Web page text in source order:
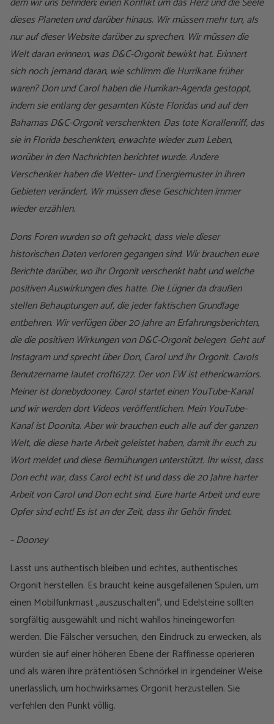
dieses Planeten und darüber hinaus. Wir müssen mehr tun, als
nur auf dieser Website darüber zu sprechen. Wir müssen die
Welt daran erinnern, was D&C-Orgonit bewirkt hat. Erinnert
sich noch jemand daran, wie schlimm die Hurrikane früher
waren? Don und Carol haben die Hurrikan-Agenda gestoppt,
indem sie entlang der gesamten Küste Floridas und auf den
Bahamas D&C-Orgonit verschenkten. Das tote Korallenriff, das
sie in Florida beschenkten, erwachte wieder zum Leben,
worüber in den Nachrichten berichtet wurde. Andere
Verschenker haben die Wetter- und Energiemuster in ihren
Gebieten verändert. Wir müssen diese Geschichten immer
wieder erzählen.
Dons Foren wurden so oft gehackt, dass viele dieser
historischen Daten verloren gegangen sind. Wir brauchen eure
Berichte darüber, wo ihr Orgonit verschenkt habt und welche
positiven Auswirkungen dies hatte. Die Lügner da draußen
stellen Behauptungen auf, die jeder faktischen Grundlage
entbehren. Wir verfügen über 20 Jahre an Erfahrungsberichten,
die die positiven Wirkungen von D&C-Orgonit belegen. Geht auf
Instagram und sprecht über Don, Carol und ihr Orgonit. Carols
Benutzername lautet croft6727. Der von EW ist ethericwarriors.
Meiner ist donebydooney. Carol startet einen YouTube-Kanal
und wir werden dort Videos veröffentlichen. Mein YouTube-
Kanal ist Doonita. Aber wir brauchen euch alle auf der ganzen
Welt, die diese harte Arbeit geleistet haben, damit ihr euch zu
Wort meldet und diese Bemühungen unterstützt. Ihr wisst, dass
Don echt war, dass Carol echt ist und dass die 20 Jahre harter
Arbeit von Carol und Don echt sind. Eure harte Arbeit und eure
Opfer sind echt! Es ist an der Zeit, dass ihr Gehör findet.
~ Dooney
Lasst uns authentisch bleiben und echtes, authentisches
Orgonit herstellen. Es braucht keine ausgefallenen Spulen, um
einen Mobilfunkmast „auszuschalten“, und Edelsteine sollten
sorgfältig ausgewählt und nicht wahllos hineingeworfen
werden. Die Fälscher versuchen, den Eindruck zu erwecken, als
würden sie auf einer höheren Ebene der Raffinesse operieren
und als wären ihre prätentiösen Schnörkel in irgendeiner Weise
unerlässlich, um hochwirksames Orgonit herzustellen. Sie
verfehlen den Punkt völlig.